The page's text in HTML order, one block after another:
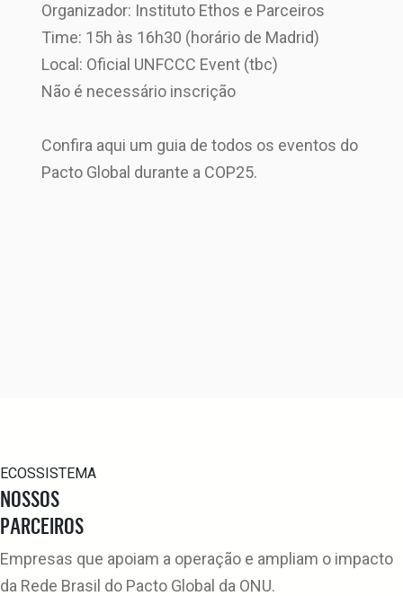
Organizador: Instituto Ethos e Parceiros
Time: 15h às 16h30 (horário de Madrid)
Local: Oficial UNFCCC Event (tbc)
Não é necessário inscrição
Confira aqui um guia de todos os eventos do
Pacto Global durante a COP25.
ECOSSISTEMA
NOSSOS
PARCEIROS
Empresas que apoiam a operação e ampliam o impacto
da Rede Brasil do Pacto Global da ONU.